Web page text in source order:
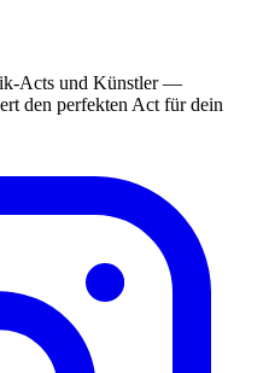
Acts und Künstler —
den perfekten Act für dein